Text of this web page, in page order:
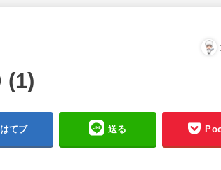
(1)
はてブ 送る